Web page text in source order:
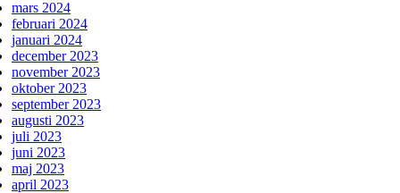
mars 2024
februari 2024
januari 2024
december 2023
november 2023
oktober 2023
september 2023
augusti 2023
juli 2023
juni 2023
maj 2023
april 2023